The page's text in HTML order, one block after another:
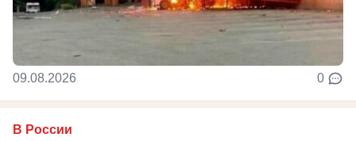
09.08.2026 0
В России